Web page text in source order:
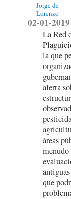
Jorge de
Lorenzo
02-01-2019
La Red
la que
alerta
áreas
menudo
que